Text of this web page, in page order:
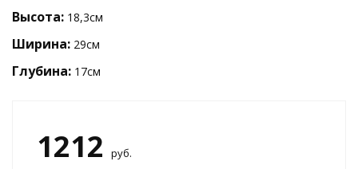
Высота: 18,3см
Ширина: 29см
Глубина: 17см
1212 руб.